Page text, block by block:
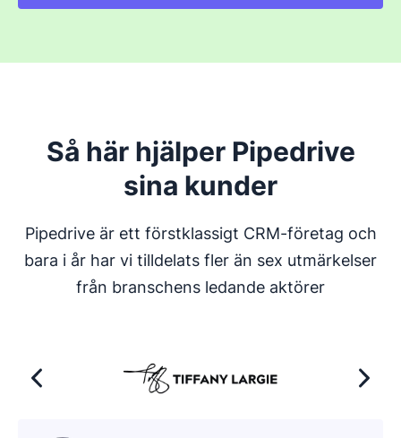
Så här hjälper Pipedrive
sina kunder
Pipedrive är ett förstklassigt CRM-företag och
bara i år har vi tilldelats fler än sex utmärkelser
från branschens ledande aktörer